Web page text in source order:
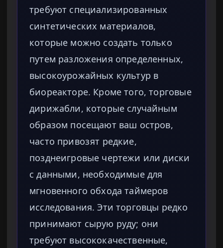
требуют специализированных
синтетических материалов,
которые можно создать только
путем разложения определенных,
высокоурожайных культур в
биореакторе. Кроме того, торговые
дирижабли, которые случайным
образом посещают ваш остров,
часто привозят редкие,
позднеигровые чертежи или диски
с данными, необходимые для
мгновенного обхода таймеров
исследования. Эти торговцы редко
принимают сырую руду; они
требуют высококачественные,